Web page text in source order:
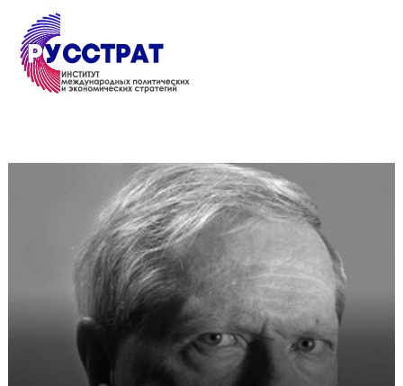
Перейти к основному содержанию